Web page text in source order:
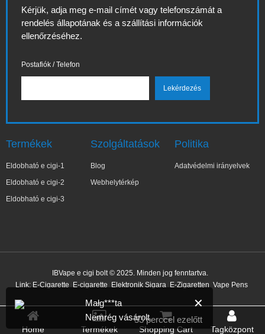
Kérjük, adja meg e-mail címét vagy telefonszámát a
rendelés állapotának és a szállítási információk
ellenőrzéséhez.
Postafiók / Telefon
Termékek
Eldobható e cigi-1
Eldobható e cigi-2
Eldobható e cigi-3
Szolgáltatások
Blog
Webhelytérkép
Politika
Adatvédelmi irányelvek
IBVape e cigi bolt © 2025. Minden jog fenntartva.
Link: E-Cigarette E-cigarette Elektronik Sigara E-Zigaretten Vape Pens
Home Termékek Shopping Cart Tagközpont
✕
Małg***ta
Nemrég vásárolt53 perccel ezelőtt